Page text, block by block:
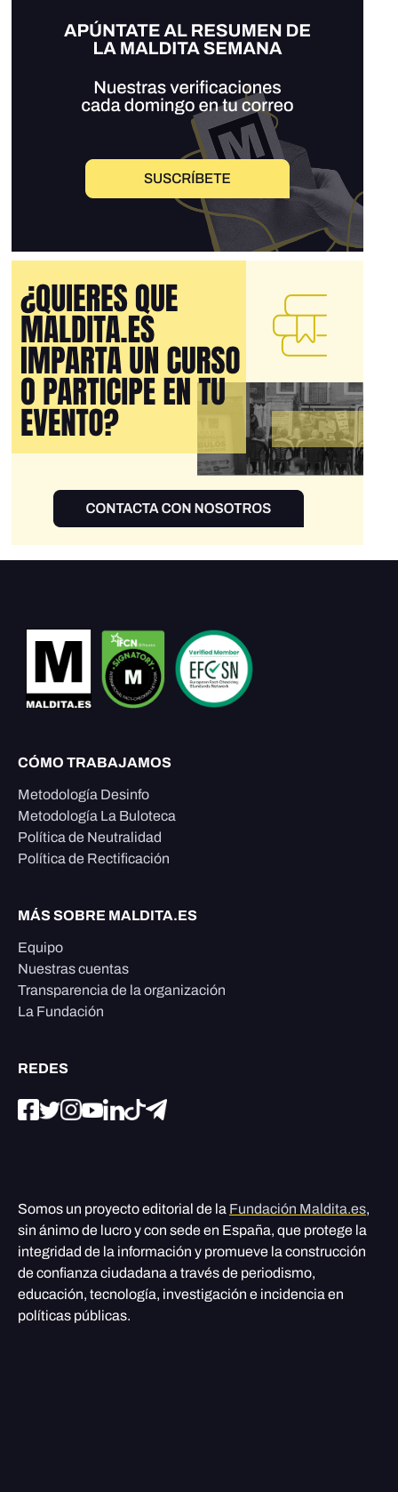
CÓMO TRABAJAMOS
Metodología Desinfo
Metodología La Buloteca
Política de Neutralidad
Política de Rectificación
MÁS SOBRE MALDITA.ES
Equipo
Nuestras cuentas
Transparencia de la organización
La Fundación
REDES
Somos un proyecto editorial de la Fundación Maldita.es,
sin ánimo de lucro y con sede en España, que protege la
integridad de la información y promueve la construcción
de confianza ciudadana a través de periodismo,
educación, tecnología, investigación e incidencia en
políticas públicas.